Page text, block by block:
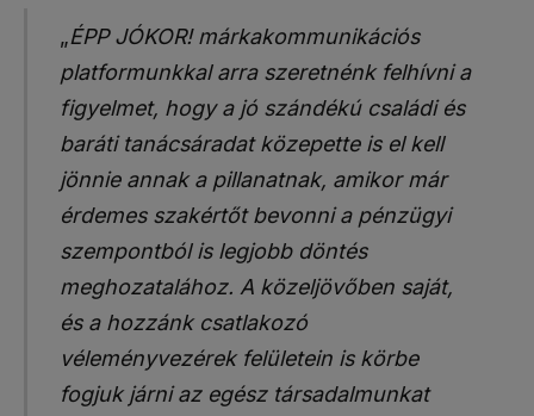
„ÉPP JÓKOR! márkakommunikációs
platformunkkal arra szeretnénk felhívni a
figyelmet, hogy a jó szándékú családi és
baráti tanácsáradat közepette is el kell
jönnie annak a pillanatnak, amikor már
érdemes szakértőt bevonni a pénzügyi
szempontból is legjobb döntés
meghozatalához. A közeljövőben saját,
és a hozzánk csatlakozó
véleményvezérek felületein is körbe
fogjuk járni az egész társadalmunkat